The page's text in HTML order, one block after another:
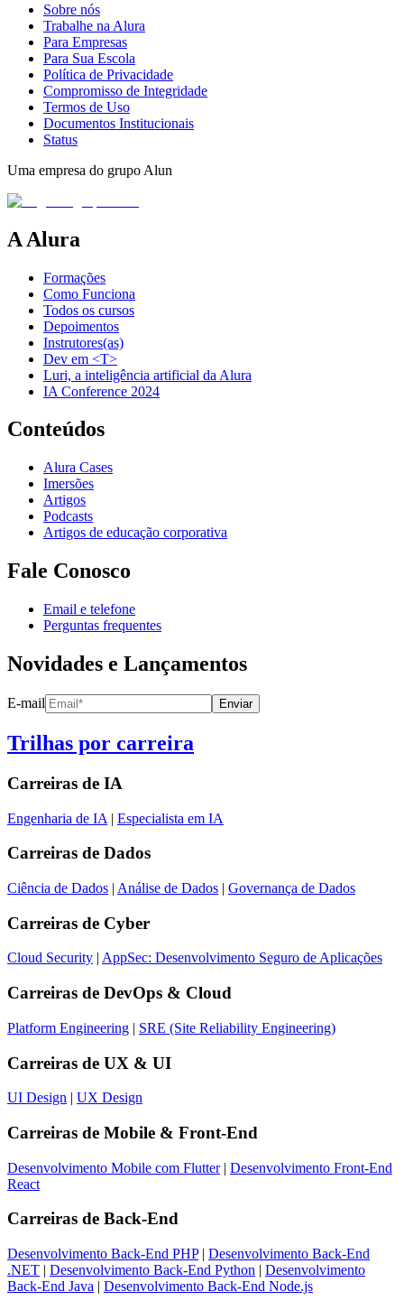
Sobre nós
Trabalhe na Alura
Para Empresas
Para Sua Escola
Política de Privacidade
Compromisso de Integridade
Termos de Uso
Documentos Institucionais
Status
Uma empresa do grupo Alun
A Alura
Formações
Como Funciona
Todos os cursos
Depoimentos
Instrutores(as)
Dev em <T>
Luri, a inteligência artificial da Alura
IA Conference 2024
Conteúdos
Alura Cases
Imersões
Artigos
Podcasts
Artigos de educação corporativa
Fale Conosco
Email e telefone
Perguntas frequentes
Novidades e Lançamentos
E-mail Enviar
Trilhas por carreira
Carreiras de IA
Engenharia de IA | Especialista em IA
Carreiras de Dados
Ciência de Dados | Análise de Dados | Governança de Dados
Carreiras de Cyber
Cloud Security | AppSec: Desenvolvimento Seguro de Aplicações
Carreiras de DevOps & Cloud
Platform Engineering | SRE (Site Reliability Engineering)
Carreiras de UX & UI
UI Design | UX Design
Carreiras de Mobile & Front-End
Desenvolvimento Mobile com Flutter| Desenvolvimento Front-End
React
Carreiras de Back-End
Desenvolvimento Back-End PHP| Desenvolvimento Back-End
.NET | Desenvolvimento Back-End Python | Desenvolvimento
Back-End Java | Desenvolvimento Back-End Node.js